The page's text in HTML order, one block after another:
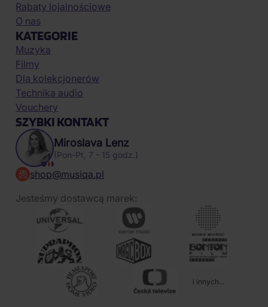
Rabaty lojalnościowe
O nas
KATEGORIE
Muzyka
Filmy
Dla kolekcjonerów
Technika audio
Vouchery
SZYBKI KONTAKT
Miroslava Lenz
(Pon-Pt, 7 - 15 godz.)
shop@musiqa.pl
Jesteśmy dostawcą marek:
i innych...